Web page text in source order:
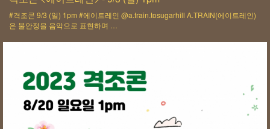
#격조콘 9/3 (일) 1pm #에이트레인 @a.train.tosugarhill A.TRAIN(에이트레인)
은 불안정을 음악으로 표현하며 …